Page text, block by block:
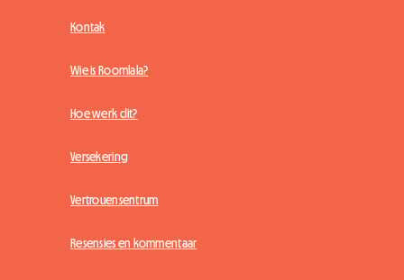
Kontak
Wie is Roomlala?
Hoe werk dit?
Versekering
Vertrouensentrum
Resensies en kommentaar